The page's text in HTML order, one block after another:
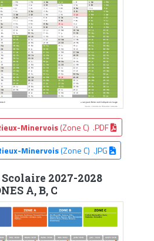
Minervois(Zone C) .PDF
Minervois(Zone C) .JPG
2027-2028
A, B, C